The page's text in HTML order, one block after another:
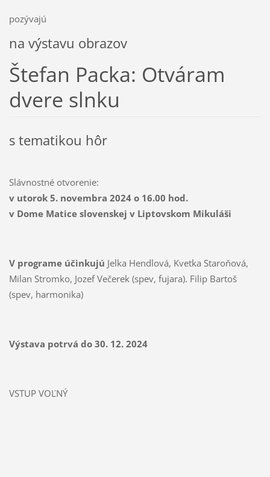
pozývajú
na výstavu obrazov
Štefan Packa: Otváram
dvere slnku
s tematikou hôr
Slávnostné otvorenie:
v utorok 5. novembra 2024 o 16.00 hod.
v Dome Matice slovenskej v Liptovskom Mikuláši
V programe účinkujú Jelka Hendlová, Kvetka Staroňová,
Milan Stromko, Jozef Večerek (spev, fujara). Filip Bartoš
(spev, harmonika)
Výstava potrvá do 30. 12. 2024
VSTUP VOĽNÝ